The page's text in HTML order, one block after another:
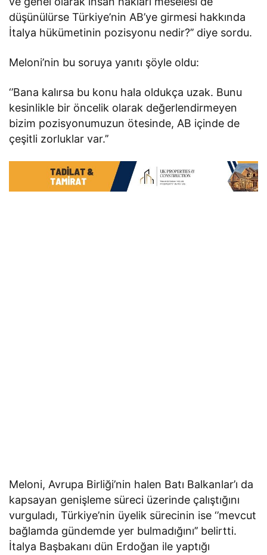
düşünülürse Türkiye’nin AB’ye girmesi hakkında
İtalya hükümetinin pozisyonu nedir?’’ diye sordu.
Meloni’nin bu soruya yanıtı şöyle oldu:
‘’Bana kalırsa bu konu hala oldukça uzak. Bunu
kesinlikle bir öncelik olarak değerlendirmeyen
bizim pozisyonumuzun ötesinde, AB içinde de
çeşitli zorluklar var.’’
Meloni, Avrupa Birliği’nin halen Batı Balkanlar’ı da
kapsayan genişleme süreci üzerinde çalıştığını
vurguladı, Türkiye’nin üyelik sürecinin ise ‘’mevcut
bağlamda gündemde yer bulmadığını’’ belirtti.
İtalya Başbakanı dün Erdoğan ile yaptığı